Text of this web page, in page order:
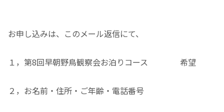
お申し込みは、このメール返信にて、
１，第8回早朝野鳥観察会お泊りコース 希望
２，お名前・住所・ご年齢・電話番号